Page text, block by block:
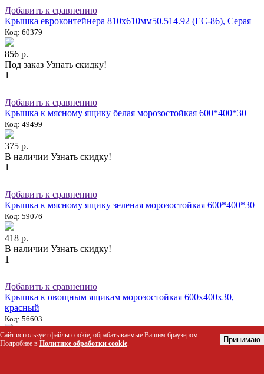
Добавить к сравнению
Крышка евроконтейнера 810х610мм50.514.92 (ЕС-86), Серая
Код: 60379
856 р.
Под заказ Узнать скидку!
1
Добавить к сравнению
Крышка к мясному ящику белая морозостойкая 600*400*30
Код: 49499
375 р.
В наличии Узнать скидку!
1
Добавить к сравнению
Крышка к мясному ящику зеленая морозостойкая 600*400*30
Код: 59076
418 р.
В наличии Узнать скидку!
1
Добавить к сравнению
Крышка к овощным ящикам морозостойкая 600х400х30,
красный
Код: 56603
418 р.
Сайт использует файлы cookie, обрабатываемые Вашим браузером.
Подробнее в Политике обработки cookie. Принимаю